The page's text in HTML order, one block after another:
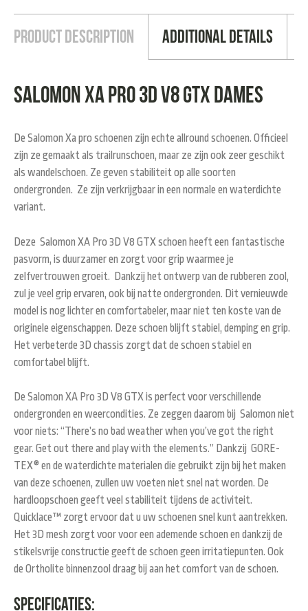
Product Description Additional Details
Salomon XA pro 3D v8 GTX Dames
De Salomon Xa pro schoenen zijn echte allround schoenen. Officieel
zijn ze gemaakt als trailrunschoen, maar ze zijn ook zeer geschikt
als wandelschoen. Ze geven stabiliteit op alle soorten
ondergronden. Ze zijn verkrijgbaar in een normale en waterdichte
variant.
Deze Salomon XA Pro 3D V8 GTX schoen heeft een fantastische
pasvorm, is duurzamer en zorgt voor grip waarmee je
zelfvertrouwen groeit. Dankzij het ontwerp van de rubberen zool,
zul je veel grip ervaren, ook bij natte ondergronden. Dit vernieuwde
model is nog lichter en comfortabeler, maar niet ten koste van de
originele eigenschappen. Deze schoen blijft stabiel, demping en grip.
Het verbeterde 3D chassis zorgt dat de schoen stabiel en
comfortabel blijft.
De Salomon XA Pro 3D V8 GTX is perfect voor verschillende
ondergronden en weercondities. Ze zeggen daarom bij Salomon niet
voor niets: “There’s no bad weather when you’ve got the right
gear. Get out there and play with the elements.” Dankzij GORE-
TEX® en de waterdichte materialen die gebruikt zijn bij het maken
van deze schoenen, zullen uw voeten niet snel nat worden. De
hardloopschoen geeft veel stabiliteit tijdens de activiteit.
Quicklace™ zorgt ervoor dat u uw schoenen snel kunt aantrekken.
Het 3D mesh zorgt voor voor een ademende schoen en dankzij de
stikelsvrije constructie geeft de schoen geen irritatiepunten. Ook
de Ortholite binnenzool draag bij aan het comfort van de schoen.
Specificaties: